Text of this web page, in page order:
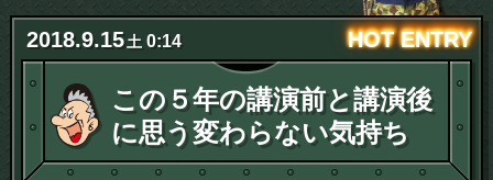
2018.9.15土 0:14
この５年の講演前と講演後
に思う変わらない気持ち